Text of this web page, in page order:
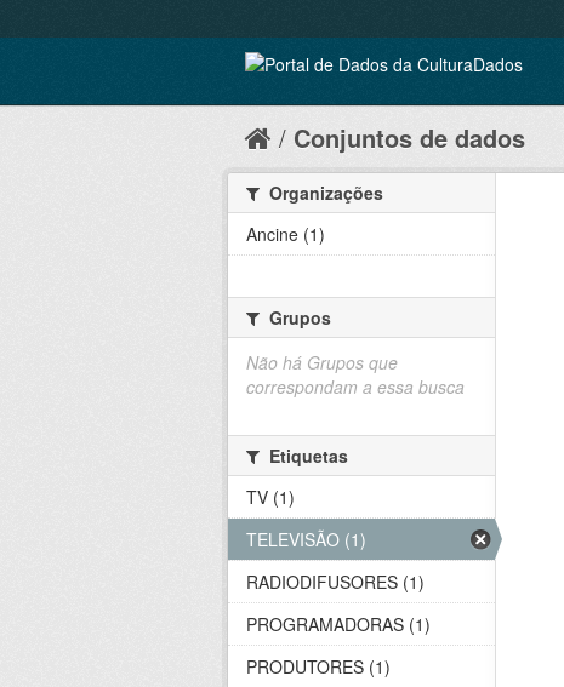
Conjuntos de dados
Organizações
Ancine (1)
Grupos
Não há Grupos que
correspondam a essa busca
Etiquetas
TV (1)
TELEVISÃO (1)
RADIODIFUSORES (1)
PROGRAMADORAS (1)
PRODUTORES (1)